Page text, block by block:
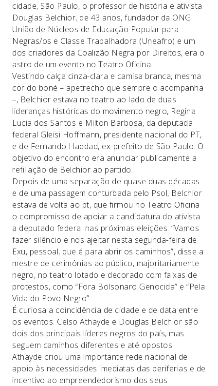
cidade, São Paulo, o professor de história e ativista
Douglas Belchior, de 43 anos, fundador da ONG
União de Núcleos de Educação Popular para
Negras/os e Classe Trabalhadora (Uneafro) e um
dos criadores da Coalizão Negra por Direitos, era o
astro de um evento no Teatro Oficina.
Vestindo calça cinza-clara e camisa branca, mesma
cor do boné – apetrecho que sempre o acompanha
–, Belchior estava no teatro ao lado de duas
lideranças históricas do movimento negro, Regina
Lucia dos Santos e Milton Barbosa, da deputada
federal Gleisi Hoffmann, presidente nacional do PT,
e de Fernando Haddad, ex-prefeito de São Paulo. O
objetivo do encontro era anunciar publicamente a
refiliação de Belchior ao partido.
Depois de uma separação de quase duas décadas
e de uma passagem conturbada pelo Psol, Belchior
estava de volta ao pt, que firmou no Teatro Oficina
o compromisso de apoiar a candidatura do ativista
a deputado federal nas próximas eleições. “Vamos
fazer silêncio e nos ajeitar nesta segunda-feira de
Exu, pessoal, que é para abrir os caminhos”, disse a
mestre de cerimônias ao público, majoritariamente
negro, no teatro lotado e decorado com faixas de
protestos, como “Fora Bolsonaro Genocida” e “Pela
Vida do Povo Negro”.
É curiosa a coincidência de cidade e de data entre
os eventos. Celso Athayde e Douglas Belchior são
dois dos principais líderes negros do país, mas
seguem caminhos diferentes e até opostos.
Athayde criou uma importante rede nacional de
apoio às necessidades imediatas das periferias e de
incentivo ao empreendedorismo dos seus